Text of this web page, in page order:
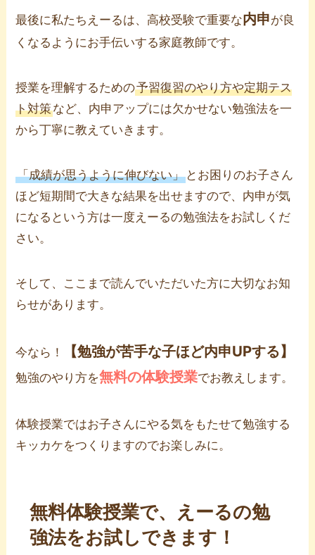
最後に私たちえーるは、高校受験で重要な内申が良
くなるようにお手伝いする家庭教師です。
授業を理解するための予習復習のやり方や定期テス
ト対策など、内申アップには欠かせない勉強法を一
から丁寧に教えていきます。
「成績が思うように伸びない」 とお困りのお子さん
ほど短期間で大きな結果を出せますので、内申が気
になるという方は一度えーるの勉強法をお試しくだ
さい。
そして、ここまで読んでいただいた方に大切なお知
らせがあります。
今なら！ 【勉強が苦手な子ほど内申UPする】
勉強のやり方を無料の体験授業でお教えします。
体験授業ではお子さんにやる気をもたせて勉強する
キッカケをつくりますのでお楽しみに。
無料体験授業で、えーるの勉
強法をお試しできます！